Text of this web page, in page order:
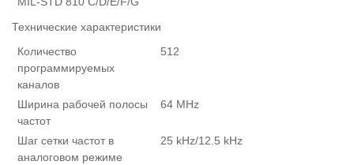
Технические характеристики
Количество
программируемых
каналов
512
Ширина рабочей полосы
частот
64 MHz
Шаг сетки частот в
аналоговом режиме
25 kHz/12.5 kHz